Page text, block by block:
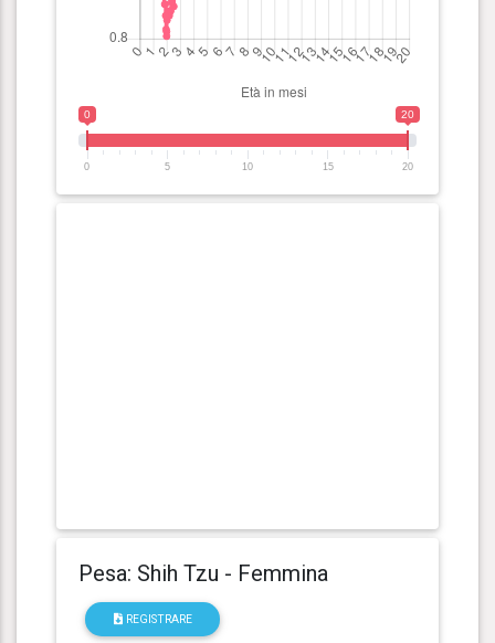
0 20
0 5 10 15 20
Pesa: Shih Tzu - Femmina
REGISTRARE